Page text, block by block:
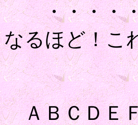
・・・・・
なるほど！こ
ＡＢＣＤＥＦ